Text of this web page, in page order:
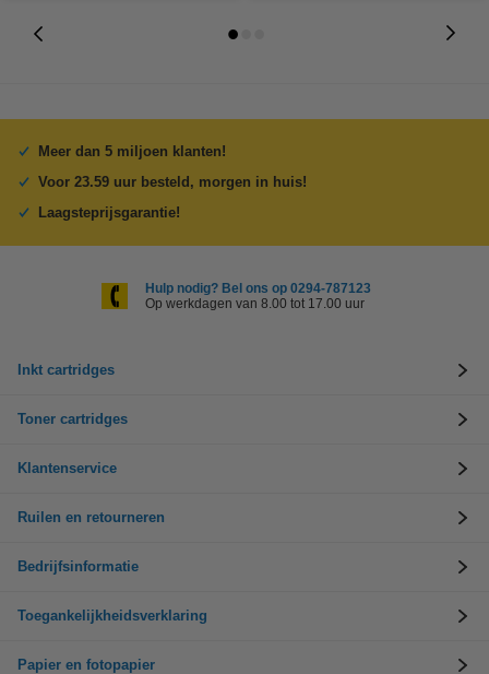
Meer dan 5 miljoen klanten!
Voor 23.59 uur besteld, morgen in huis!
Laagsteprijsgarantie!
Hulp nodig? Bel ons op 0294-787123
Op werkdagen van 8.00 tot 17.00 uur
Inkt cartridges
Toner cartridges
Klantenservice
Ruilen en retourneren
Bedrijfsinformatie
Toegankelijkheidsverklaring
Papier en fotopapier